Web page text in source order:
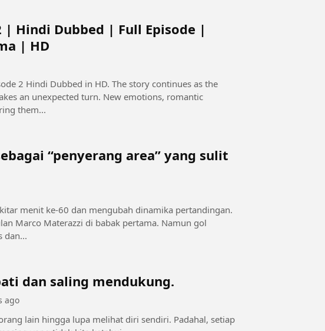
| Hindi Dubbed | Full Episode |
| HD
in HD. The story continues as the
an unexpected turn. New emotions, romantic
them...
“penyerang area” yang sulit
menit ke-60 dan mengubah dinamika pertandingan.
Marco Materazzi di babak pertama. Namun gol
dan...
dan saling mendukung.
ago
lain hingga lupa melihat diri sendiri. Padahal, setiap